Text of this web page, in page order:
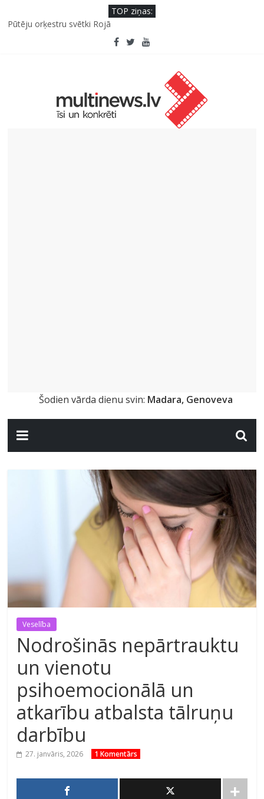
TOP ziņas:
Pūtēju orķestru svētki Rojā
Viens klikšķis līdz maksājumam vai viens mirklis līdz krāpšanai?
Kā neuzkāpt uz tiem pašiem grābekļiem: 5 iespējamās kļūdas
Šefpavārs iesaka, kā gudri un izdevīgi izmantot kabačus no
5 svarīgi soļi, lai bērns skolā atgrieztos vesels un gatavs
Šodien vārda dienu svin: Madara, Genoveva
Veselība
Nodrošinās nepārtrauktu
un vienotu
psihoemocionālā un
atkarību atbalsta tālruņu
darbību
27. janvāris, 2026 1 Komentārs